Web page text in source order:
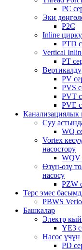
PC
Эки
P2C
Inline
PTD
Vertical
PT
PV
PVS
PVT
PVE
Канализациялык
Суу
WQ
Vortex
насостору
WQV
Өзүн-өзү
насосу
PZW
Терс эмес
PBWS
Башкалар
Электр
YE3
Насос
PD